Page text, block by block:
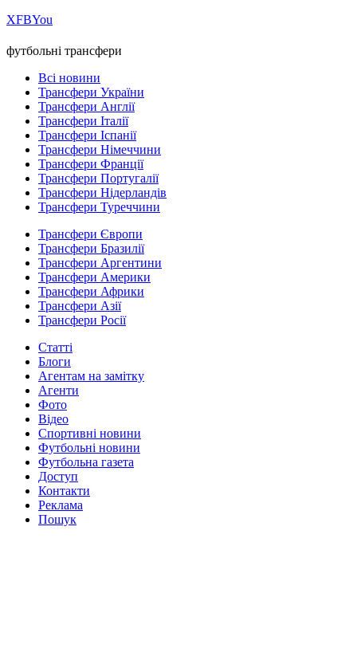
ХFBYou
футбольні трансфери
Всі новини
Трансфери України
Трансфери Англії
Трансфери Італії
Трансфери Іспанії
Трансфери Німеччини
Трансфери Франції
Трансфери Португалії
Трансфери Нідерландів
Трансфери Туреччини
Трансфери Європи
Трансфери Бразилії
Трансфери Аргентини
Трансфери Америки
Трансфери Африки
Трансфери Азії
Трансфери Росії
Статті
Блоги
Агентам на замітку
Агенти
Фото
Відео
Спортивні новини
Футбольні новини
Футбольна газета
Доступ
Контакти
Реклама
Пошук